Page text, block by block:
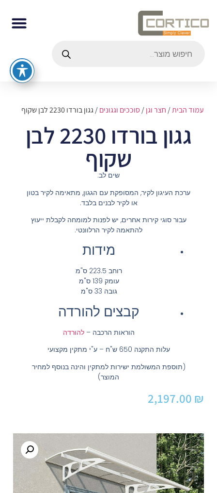
עמוד הבית/חצר וגן/סוככים וגגונים/ גגון בורדו 2230 לבן שקוף
גגון בורדו 2230 לבן
שקוף
שים לב:
ערכת העיגון לקיר, המסופקת עם הגגון, מתאימה לקיר בטון
או לקיר לבנים בלבד.
עבור סוגי קירות אחרים, יש לפנות למומחה לקבלת ייעוץ
להתאמה לקיר הרלוונטי.
מידות
רוחב 223.5 ס"מ
עומק 139 ס"מ
גובה 33 ס"מ
קבצים להורדה
הוראות הרכבה – להורדה
עלות התקנה 650 ש"ח – ע"י מתקין מקצועי
(תוספת המשולמת ישירות למתקין והינה בנוסף למחיר
המוצר)
2,197.00 ₪